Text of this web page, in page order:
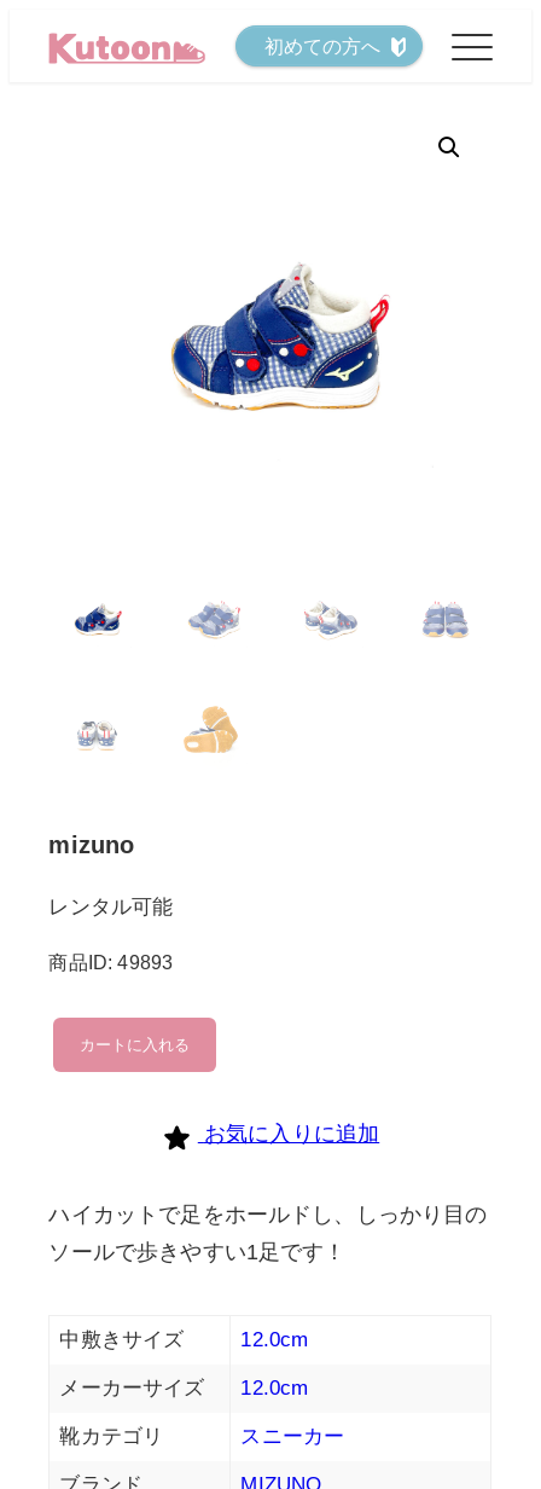
初めての方へ
mizuno
レンタル可能
商品ID: 49893
mizuno
個
カートに入れる
お気に入りに追加
ハイカットで足をホールドし、しっかり目の
ソールで歩きやすい1足です！
中敷きサイズ 12.0cm
メーカーサイズ 12.0cm
靴カテゴリ スニーカー